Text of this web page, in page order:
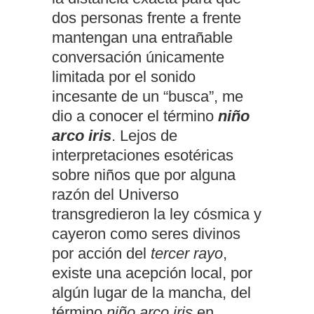
dos personas frente a frente
mantengan una entrañable
conversación únicamente
limitada por el sonido
incesante de un “busca”, me
dio a conocer el término niño
arco iris. Lejos de
interpretaciones esotéricas
sobre niños que por alguna
razón del Universo
transgredieron la ley cósmica y
cayeron como seres divinos
por acción del tercer rayo,
existe una acepción local, por
algún lugar de la mancha, del